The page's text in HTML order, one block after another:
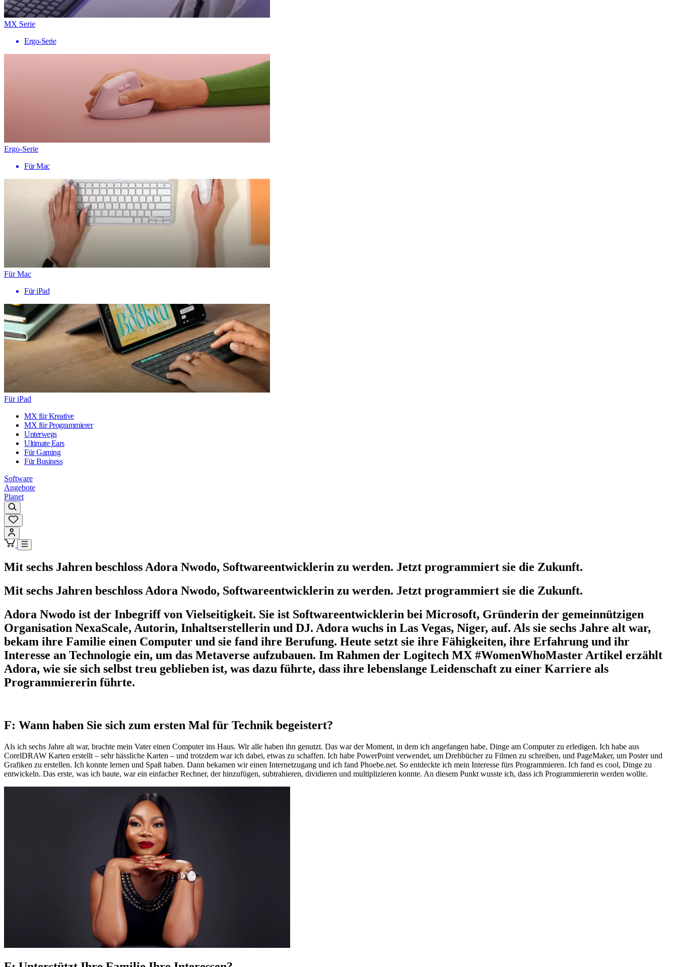
MX Serie
Ergo-Serie
Ergo-Serie
Für Mac
Für Mac
Für iPad
Für iPad
MX für Kreative
MX für Programmierer
Unterwegs
Ultimate Ears
Für Gaming
Für Business
Software
Angebote
Planet
Mit sechs Jahren beschloss Adora Nwodo, Softwareentwicklerin zu werden. Jetzt programmiert sie die Zukunft.
Mit sechs Jahren beschloss Adora Nwodo, Softwareentwicklerin zu werden. Jetzt programmiert sie die Zukunft.
Adora Nwodo ist der Inbegriff von Vielseitigkeit. Sie ist Softwareentwicklerin bei Microsoft, Gründerin der gemeinnützigen
Organisation NexaScale, Autorin, Inhaltserstellerin und DJ. Adora wuchs in Las Vegas, Niger, auf. Als sie sechs Jahre alt war,
bekam ihre Familie einen Computer und sie fand ihre Berufung. Heute setzt sie ihre Fähigkeiten, ihre Erfahrung und ihr
Interesse an Technologie ein, um das Metaverse aufzubauen. Im Rahmen der Logitech MX #WomenWhoMaster Artikel erzählt
Adora, wie sie sich selbst treu geblieben ist, was dazu führte, dass ihre lebenslange Leidenschaft zu einer Karriere als
Programmiererin führte.
F: Wann haben Sie sich zum ersten Mal für Technik begeistert?
Als ich sechs Jahre alt war, brachte mein Vater einen Computer ins Haus. Wir alle haben ihn genutzt. Das war der Moment, in dem ich angefangen habe, Dinge am Computer zu erledigen. Ich habe aus
CorelDRAW Karten erstellt – sehr hässliche Karten – und trotzdem war ich dabei, etwas zu schaffen. Ich habe PowerPoint verwendet, um Drehbücher zu Filmen zu schreiben, und PageMaker, um Poster und
Grafiken zu erstellen. Ich konnte lernen und Spaß haben. Dann bekamen wir einen Internetzugang und ich fand Phoebe.net. So entdeckte ich mein Interesse fürs Programmieren. Ich fand es cool, Dinge zu
entwickeln. Das erste, was ich baute, war ein einfacher Rechner, der hinzufügen, subtrahieren, dividieren und multiplizieren konnte. An diesem Punkt wusste ich, dass ich Programmiererin werden wollte.